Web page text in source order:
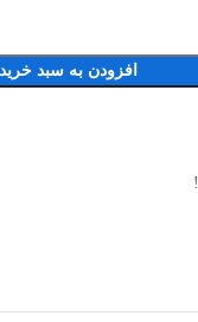
افزودن به سبد خرید